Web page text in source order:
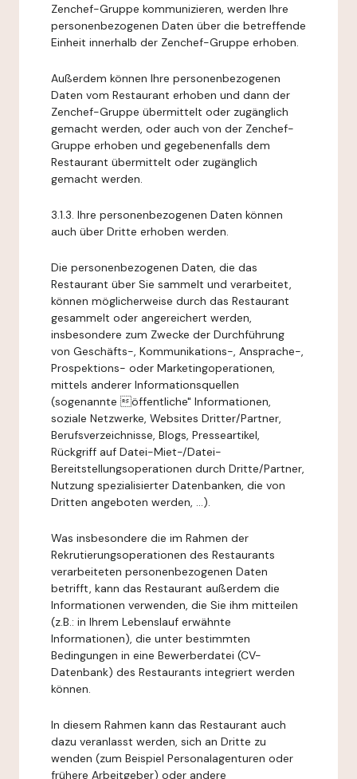
Zenchef-Gruppe kommunizieren, werden Ihre
personenbezogenen Daten über die betreffende
Einheit innerhalb der Zenchef-Gruppe erhoben.
Außerdem können Ihre personenbezogenen
Daten vom Restaurant erhoben und dann der
Zenchef-Gruppe übermittelt oder zugänglich
gemacht werden, oder auch von der Zenchef-
Gruppe erhoben und gegebenenfalls dem
Restaurant übermittelt oder zugänglich
gemacht werden.
3.1.3. Ihre personenbezogenen Daten können
auch über Dritte erhoben werden.
Die personenbezogenen Daten, die das
Restaurant über Sie sammelt und verarbeitet,
können möglicherweise durch das Restaurant
gesammelt oder angereichert werden,
insbesondere zum Zwecke der Durchführung
von Geschäfts-, Kommunikations-, Ansprache-,
Prospektions- oder Marketingoperationen,
mittels anderer Informationsquellen
(sogenannte öffentliche" Informationen,
soziale Netzwerke, Websites Dritter/Partner,
Berufsverzeichnisse, Blogs, Presseartikel,
Rückgriff auf Datei-Miet-/Datei-
Bereitstellungsoperationen durch Dritte/Partner,
Nutzung spezialisierter Datenbanken, die von
Dritten angeboten werden, ...).
Was insbesondere die im Rahmen der
Rekrutierungsoperationen des Restaurants
verarbeiteten personenbezogenen Daten
betrifft, kann das Restaurant außerdem die
Informationen verwenden, die Sie ihm mitteilen
(z.B.: in Ihrem Lebenslauf erwähnte
Informationen), die unter bestimmten
Bedingungen in eine Bewerberdatei (CV-
Datenbank) des Restaurants integriert werden
können.
In diesem Rahmen kann das Restaurant auch
dazu veranlasst werden, sich an Dritte zu
wenden (zum Beispiel Personalagenturen oder
frühere Arbeitgeber) oder andere